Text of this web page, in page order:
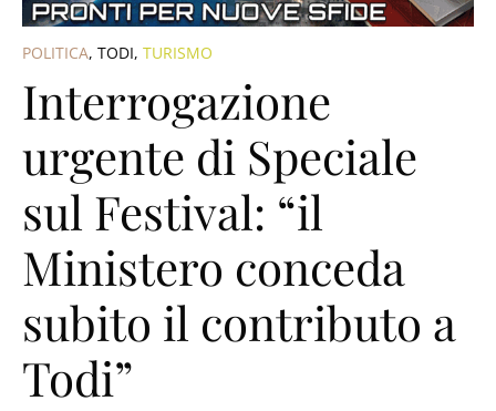
POLITICA, TODI, TURISMO
Interrogazione
urgente di Speciale
sul Festival: “il
Ministero conceda
subito il contributo a
Todi”